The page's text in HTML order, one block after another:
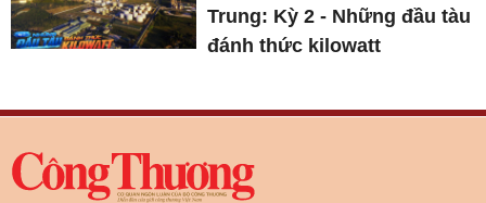
Trung: Kỳ 2 - Những đầu tàu
đánh thức kilowatt